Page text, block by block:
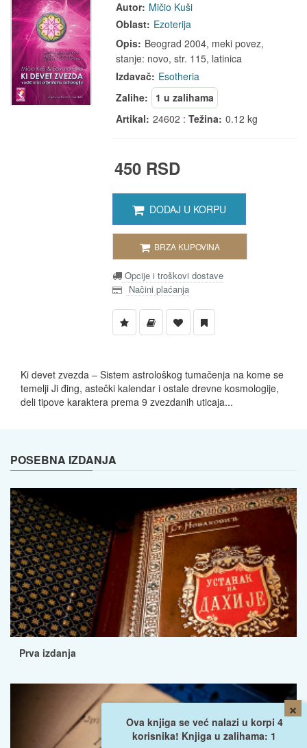
Autor: Mičio Kuši
Oblast: Ezoterija
Opis: Beograd 2004, meki povez,
stanje: novo, str. 115, latinica
Izdavač: Esotheria
Zalihe:
1 u zalihama
Artikal: 24602 :Težina: 0.12 kg
450 RSD
DODAJ U KORPU
BRZA KUPOVINA
Opcije i troškovi dostave
Načini plaćanja
Ki devet zvezda – Sistem astrološkog tumačenja na kome se
temelji Ji đing, astečki kalendar i ostale drevne kosmologije,
deli tipove karaktera prema 9 zvezdanih uticaja...
×
Ova knjiga se već nalazi u korpi 4
korisnika! Knjiga u zalihama: 1
POSEBNA IZDANJA
Prva izdanja